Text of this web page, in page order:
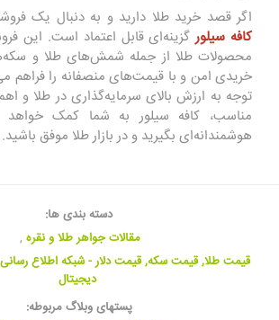
اگر قصد خرید طلا دارید و به دنبال یک
کافه سیلورگزینه‌ای قابل اعتماد است. این
محصولات طلا از جمله شمش‌های طلا و
خریدی امن و با قیمت‌های منصفانه را فراهم
توجه به ارزش بالای سرمایه‌گذاری در طلا و
مناسب، کافه سیلور به شما کمک خواهد
هوشمندانه‌ای بگیرید و در بازار طلا موفق باشید.
دسته بندی ها:
مقالات جواهر طلا و نقره ,
قیمت طلا, قیمت سکه, قیمت دلار - شبکه اطلاع رسانی
دیجیتال
پستهای وبلاگ مربوطه: